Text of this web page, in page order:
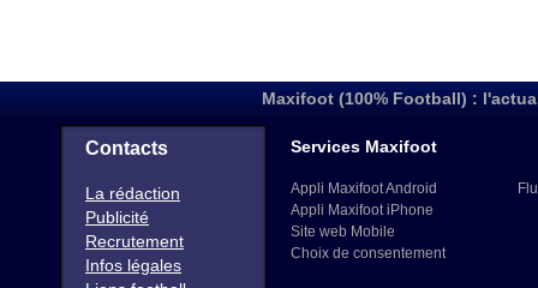
Maxifoot (100% Football) :
Contacts
La rédaction
Publicité
Recrutement
Infos légales
Services Maxifoot
Appli Maxifoot Android
Appli Maxifoot iPhone
Site web Mobile
Choix de consentement